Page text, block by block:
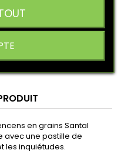
0,50 €
au panier
en grains Santal
avec une pastille de
les inquiétudes.